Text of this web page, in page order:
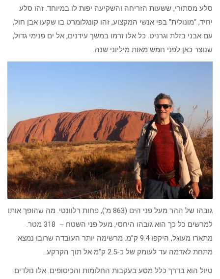
סלע מסתורי, ששעות הזריחה והשקיעה יפות לו במיוחד. זהו סלע
יחיד, “מונולית” בפי אנשי המקצוע, זהו קונגלומרט בו שקעו אבן חול,
עם אבני בזלת וגרניט. כל אלו זרמו במשך עידנים, אל ים פנימי גדול,
שנוצר כאן לפני חמש מאות מיליוני שנה.
גובהו של ההר מעל פני הים (863 מ’), פחות רלוונטי. מה שהופך אותו
למרשים כל כך הוא גובהו היחסי, מעל פני השטח – 318 מטר.
מתארו מעוגל, היקפו 9.4 ק”מ. מרשימה יותר העובדה שרובו נמצא
מתחת לאדמה עד לעומק של כ-2.5 ק”מ אל תוך הקרקע.
טיול הוא בדרך כלל מסע בעקבות החלומות והכיסופים. אלו נולדים